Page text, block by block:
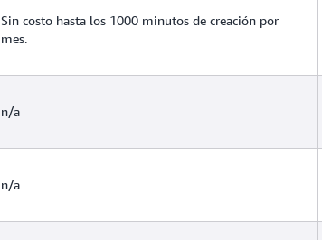
Sin costo hasta los 1000 minutos de creación por
mes.
n/a
n/a